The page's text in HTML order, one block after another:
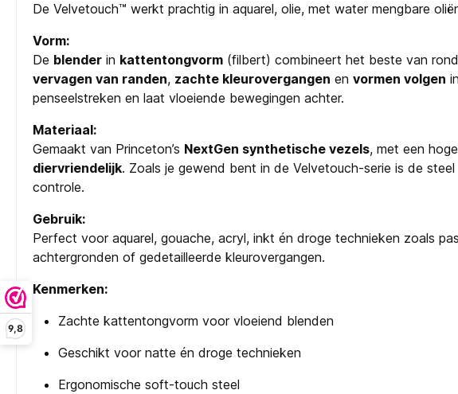
9,8
De Velvetouch™ werkt prachtig in aquarel, olie, met water mengbare
Vorm:
De blender in kattentongvorm (filbert) combineert het beste van
vervagen van randen, zachte kleurovergangen en vormen volgen
penseelstreken en laat vloeiende bewegingen achter.
Materiaal:
Gemaakt van Princeton’s NextGen synthetische vezels, met een
diervriendelijk. Zoals je gewend bent in de Velvetouch-serie is de
controle.
Gebruik:
Perfect voor aquarel, gouache, acryl, inkt én droge technieken zoals
achtergronden of gedetailleerde kleurovergangen.
Kenmerken:
Zachte kattentongvorm voor vloeiend blenden
Geschikt voor natte én droge technieken
Ergonomische soft-touch steel